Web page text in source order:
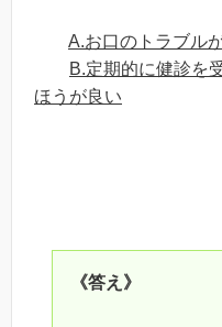
A.お口のトラブル
B.定期的に健診を
ほうが良い
《答え》